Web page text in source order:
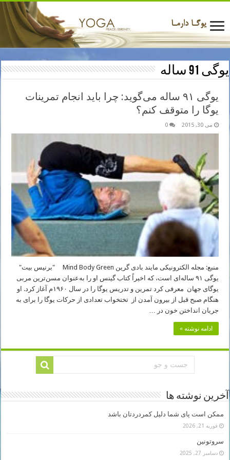
یوگی 91 ساله
یوگی ۹۱ ساله می‌گوید: چرا باید انجام تمرینات
یوگا را متوقف کنم؟
می 30, 2015 0
منبع: مجله الکترونیکی مایند بادی گرین Mind Body Green "برنیس بیت"
یوگی ۹۱ ساله‌ای است، که اخیراً کتاب گینس او را به‌عنوان مسن‌ترین مربی
یوگای جهان معرفی کرد تمرین و تدریس یوگا را در سال ۱۹۶۰م آغاز کرد. او
هنگام صبح قبل از بیرون آمدن از تختخواب تعدادی از حرکات یوگا را برای به‌
جریان انداختن خون در …
ادامه نوشته »
آخرین نوشته ها
ممکن است پای شما دلیل کمردردتان باشد
فوریه 21, 2026
سروتونین
دسامبر 27, 2025